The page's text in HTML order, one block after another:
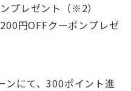
プレゼント（※2）
円OFFクーポンプレゼ
ンにて、300ポイント進